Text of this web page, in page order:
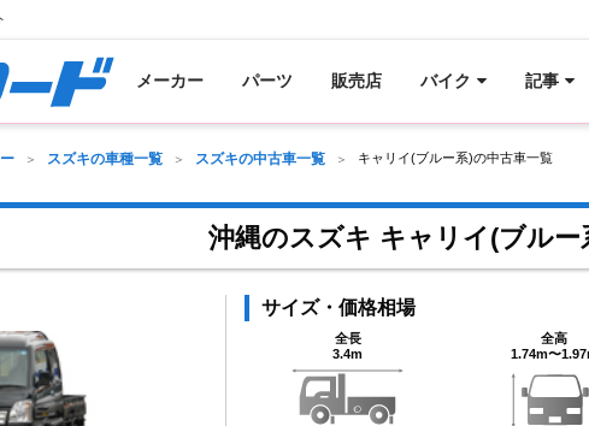
メーカー パーツ 販売店 バイク 記事
スズキの車種一覧 スズキの中古車一覧 キャリイ(ブルー系)の中古車一覧
沖縄のスズキ キャリイ(ブルー
サイズ・価格相場
全長
3.4m
全高
1.74m〜